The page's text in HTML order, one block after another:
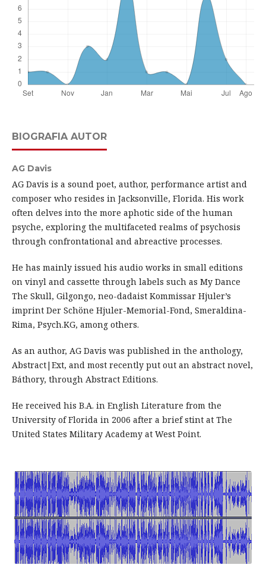
BIOGRAFIA AUTOR
AG Davis
AG Davis is a sound poet, author, performance artist and
composer who resides in Jacksonville, Florida. His work
often delves into the more aphotic side of the human
psyche, exploring the multifaceted realms of psychosis
through confrontational and abreactive processes.
He has mainly issued his audio works in small editions
on vinyl and cassette through labels such as My Dance
The Skull, Gilgongo, neo-dadaist Kommissar Hjuler’s
imprint Der Schöne Hjuler-Memorial-Fond, Smeraldina-
Rima, Psych.KG, among others.
As an author, AG Davis was published in the anthology,
Abstract|Ext, and most recently put out an abstract novel,
Báthory, through Abstract Editions.
He received his B.A. in English Literature from the
University of Florida in 2006 after a brief stint at The
United States Military Academy at West Point.